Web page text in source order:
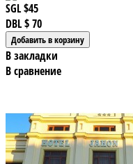
SGL$45
DBL$ 70
В закладки
В сравнение